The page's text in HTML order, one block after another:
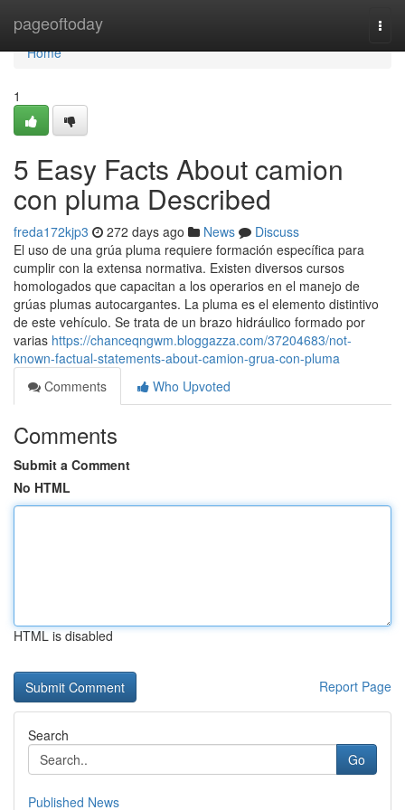
pageoftoday
Home
Home
1
5 Easy Facts About camion
con pluma Described
freda172kjp3 272 days ago News
Discuss
El uso de una grúa pluma requiere formación específica para
cumplir con la extensa normativa. Existen diversos cursos
homologados que capacitan a los operarios en el manejo de
grúas plumas autocargantes. La pluma es el elemento distintivo
de este vehículo. Se trata de un brazo hidráulico formado por
varias https://chanceqngwm.bloggazza.com/37204683/not-
known-factual-statements-about-camion-grua-con-pluma
Comments
Who Upvoted
Comments
Submit a Comment
No HTML
HTML is disabled
Report Page
Search
Go
Published News